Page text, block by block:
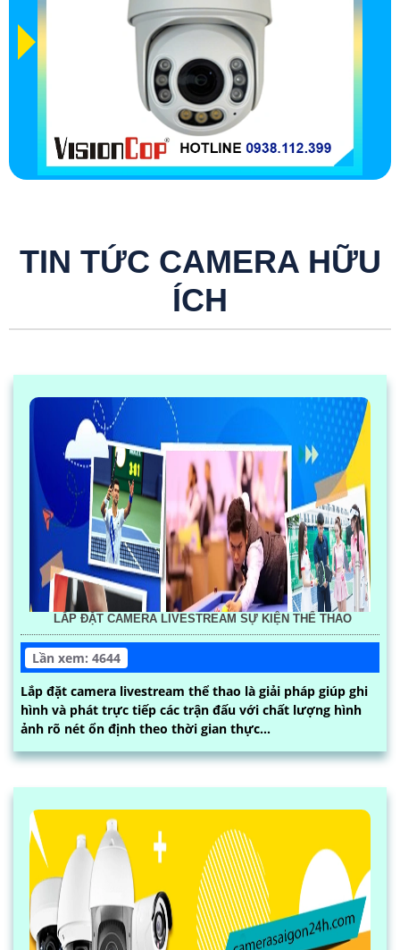
TIN TỨC CAMERA HỮU
ÍCH
LẮP ĐẶT CAMERA LIVESTREAM SỰ KIỆN THỂ THAO
Lần xem: 4644
Lắp đặt camera livestream thể thao là giải pháp giúp ghi
hình và phát trực tiếp các trận đấu với chất lượng hình
ảnh rõ nét ổn định theo thời gian thực...